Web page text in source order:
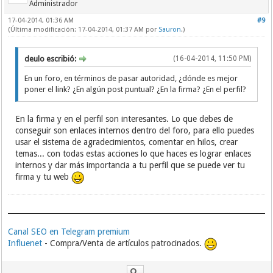
http://www.iesaf.fi/sauna
http://www.webhostingcommunity.com
http://forum.rp.sg
http://www.security-forums.com
http://duc.digidesign.com
http://www.forumsig.org
http://www.finlandlive.info
http://forums.kayako.com
http://forums.multimap.com
http://yumichong.com
http://www.haydoo.com/forum
http://forum.meteonetwork.it
http://forum.mikrotik.com
http://www.googlecommunity.com
http://forum.redlers.com
http://www.pcwelt.de/forum
http://forum.nashuatelegraph.com
http://www.ubcbotanicalgarden.org/forums
Administrador
#9
17-04-2014, 01:36 AM
(Última modificación: 17-04-2014, 01:37 AM por Sauron.)
(16-04-2014, 11:50 PM)
deulo escribió:
En un foro, en términos de pasar autoridad, ¿dónde es mejor
poner el link? ¿En algún post puntual? ¿En la firma? ¿En el perfil?
En la firma y en el perfil son interesantes. Lo que debes de
conseguir son enlaces internos dentro del foro, para ello puedes
usar el sistema de agradecimientos, comentar en hilos, crear
temas... con todas estas acciones lo que haces es lograr enlaces
internos y dar más importancia a tu perfil que se puede ver tu
firma y tu web
Canal SEO en Telegram premium
Influenet - Compra/Venta de artículos patrocinados.